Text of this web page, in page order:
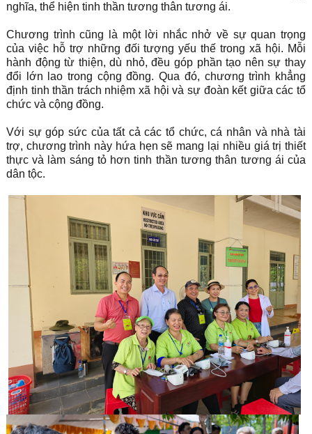
nghĩa, thể hiện tinh thần tương thân tương ái.
Chương trình cũng là một lời nhắc nhở về sự quan trọng
của việc hỗ trợ những đối tượng yếu thế trong xã hội. Mỗi
hành động từ thiện, dù nhỏ, đều góp phần tạo nên sự thay
đổi lớn lao trong cộng đồng. Qua đó, chương trình khẳng
định tinh thần trách nhiệm xã hội và sự đoàn kết giữa các tổ
chức và cộng đồng.
Với sự góp sức của tất cả các tổ chức, cá nhân và nhà tài
trợ, chương trình này hứa hẹn sẽ mang lại nhiều giá trị thiết
thực và làm sáng tỏ hơn tinh thần tương thân tương ái của
dân tộc.